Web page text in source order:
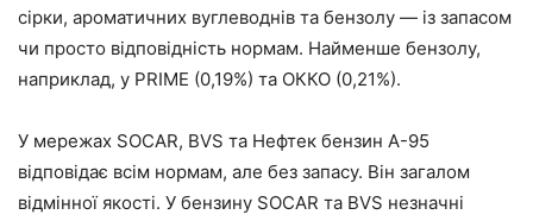
сірки, ароматичних вуглеводнів та бензолу — із запасом
чи просто відповідність нормам. Найменше бензолу,
наприклад, у PRIME (0,19%) та ОККО (0,21%).
У мережах SOCAR, BVS та Нефтек бензин А-95
відповідає всім нормам, але без запасу. Він загалом
відмінної якості. У бензину SOCAR та BVS незначні